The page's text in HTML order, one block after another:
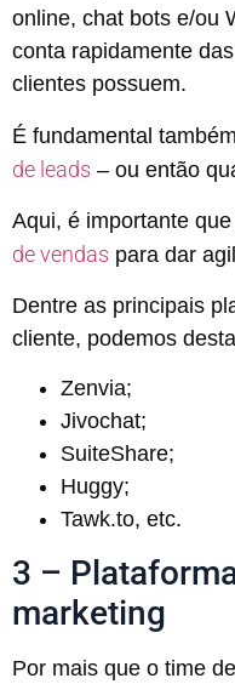
online, chat bots e/ou
conta rapidamente
clientes possuem.
É fundamental
de leads – ou então
Aqui, é importante
de vendas para dar
Dentre as principais
cliente, podemos
Zenvia;
Jivochat;
SuiteShare;
Huggy;
Tawk.to, etc.
3 –
marketing
Por mais que o time